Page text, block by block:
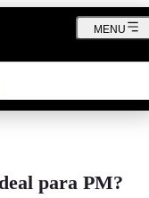
MENU
para PM?